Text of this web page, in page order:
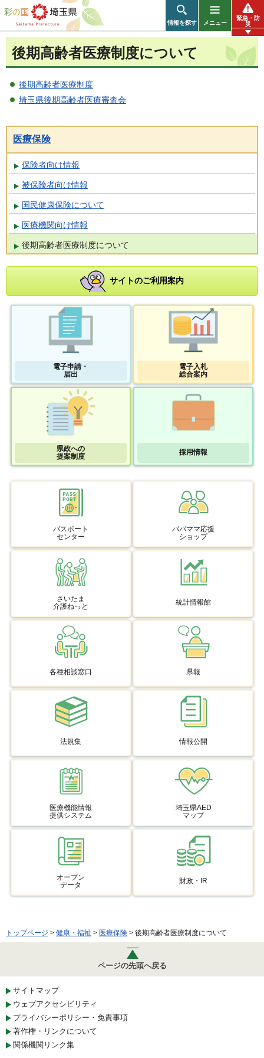
彩の国 埼玉県
情報を探す メニュー
緊急・防
災
後期高齢者医療制度について
後期高齢者医療制度
埼玉県後期高齢者医療審査会
医療保険
保険者向け情報
被保険者向け情報
国民健康保険について
医療機関向け情報
後期高齢者医療制度について
サイトのご利用案内
電子申請・
届出
電子入札
総合案内
県政への
提案制度
採用情報
パスポート
センター
パパママ応援
ショップ
さいたま
介護ねっと
統計情報館
各種相談窓口 県報
法規集 情報公開
医療機能情報
提供システム
埼玉県AED
マップ
オープン
データ
財政・IR
トップページ > 健康・福祉 > 医療保険 > 後期高齢者医療制度について
ページの先頭へ戻る
サイトマップ
ウェブアクセシビリティ
プライバシーポリシー・免責事項
著作権・リンクについて
関係機関リンク集